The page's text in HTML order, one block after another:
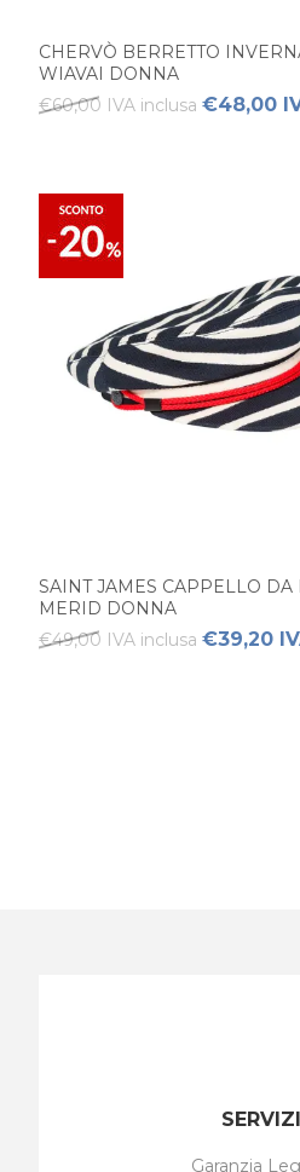
CHERVÒ BERRETTO
WIAVAI DONNA
€60,00 IVA inclusa €48,00
SAINT JAMES CAPPELLO
MERID DONNA
€49,00 IVA inclusa €39,20
Garanzia